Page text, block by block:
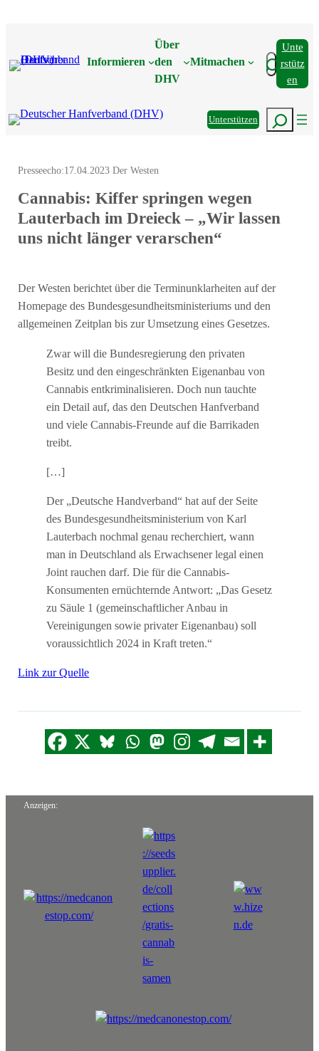
Informieren
Über
den
DHV
Mitmachen Suchen
Unte
Rstütz
En
UnterstützenSuchen
Presseecho:17.04.2023 Der Westen
Cannabis: Kiffer springen wegen
Lauterbach im Dreieck – „Wir lassen
uns nicht länger verarschen“
Der Westen berichtet über die Terminunklarheiten auf der
Homepage des Bundesgesundheitsministeriums und den
allgemeinen Zeitplan bis zur Umsetzung eines Gesetzes.
Zwar will die Bundesregierung den privaten
Besitz und den eingeschränkten Eigenanbau von
Cannabis entkriminalisieren. Doch nun tauchte
ein Detail auf, das den Deutschen Hanfverband
und viele Cannabis-Freunde auf die Barrikaden
treibt.
[…]
Der „Deutsche Handverband“ hat auf der Seite
des Bundesgesundheitsministerium von Karl
Lauterbach nochmal genau recherchiert, wann
man in Deutschland als Erwachsener legal einen
Joint rauchen darf. Die für die Cannabis-
Konsumenten ernüchternde Antwort: „Das Gesetz
zu Säule 1 (gemeinschaftlicher Anbau in
Vereinigungen sowie privater Eigenanbau) soll
voraussichtlich 2024 in Kraft treten.“
Link zur Quelle
Anzeigen: